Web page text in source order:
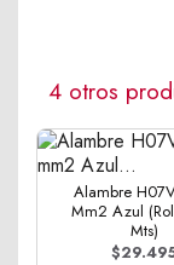
4 otros
Alambre
Mm2 Azul
Mts)